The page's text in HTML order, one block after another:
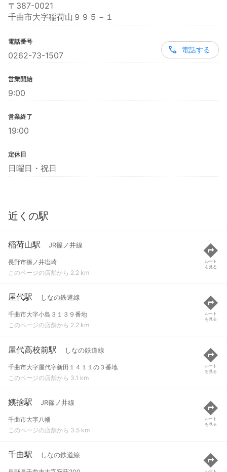
〒387-0021
千曲市大字稲荷山９９５－１
電話番号
0262-73-1507
電話する
営業開始
9:00
営業終了
19:00
定休日
日曜日・祝日
近くの駅
稲荷山駅 JR篠ノ井線
長野市篠ノ井塩崎
このページの店舗から 2.2 km
ルート
を見る
屋代駅 しなの鉄道線
千曲市大字小島３１３９番地
このページの店舗から 2.2 km
ルート
を見る
屋代高校前駅 しなの鉄道線
千曲市大字屋代字新田１４１１の３番地
このページの店舗から 3.1 km
ルート
を見る
姨捨駅 JR篠ノ井線
千曲市大字八幡
このページの店舗から 3.5 km
ルート
を見る
千曲駅 しなの鉄道線